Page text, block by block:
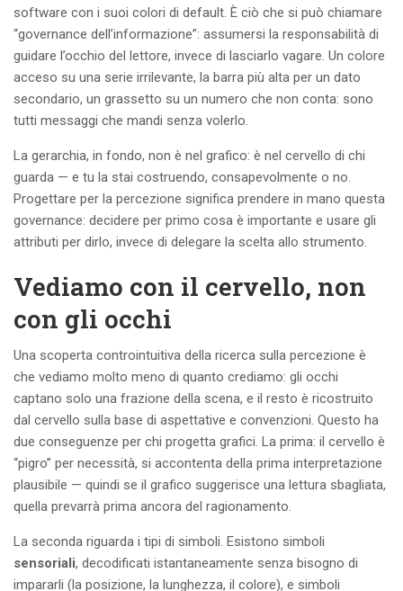
software con i suoi colori di default. È ciò che si può chiamare
“governance dell’informazione”: assumersi la responsabilità di
guidare l’occhio del lettore, invece di lasciarlo vagare. Un colore
acceso su una serie irrilevante, la barra più alta per un dato
secondario, un grassetto su un numero che non conta: sono
tutti messaggi che mandi senza volerlo.
La gerarchia, in fondo, non è nel grafico: è nel cervello di chi
guarda — e tu la stai costruendo, consapevolmente o no.
Progettare per la percezione significa prendere in mano questa
governance: decidere per primo cosa è importante e usare gli
attributi per dirlo, invece di delegare la scelta allo strumento.
Vediamo con il cervello, non
con gli occhi
Una scoperta controintuitiva della ricerca sulla percezione è
che vediamo molto meno di quanto crediamo: gli occhi
captano solo una frazione della scena, e il resto è ricostruito
dal cervello sulla base di aspettative e convenzioni. Questo ha
due conseguenze per chi progetta grafici. La prima: il cervello è
“pigro” per necessità, si accontenta della prima interpretazione
plausibile — quindi se il grafico suggerisce una lettura sbagliata,
quella prevarrà prima ancora del ragionamento.
La seconda riguarda i tipi di simboli. Esistono simboli
sensoriali, decodificati istantaneamente senza bisogno di
impararli (la posizione, la lunghezza, il colore), e simboli